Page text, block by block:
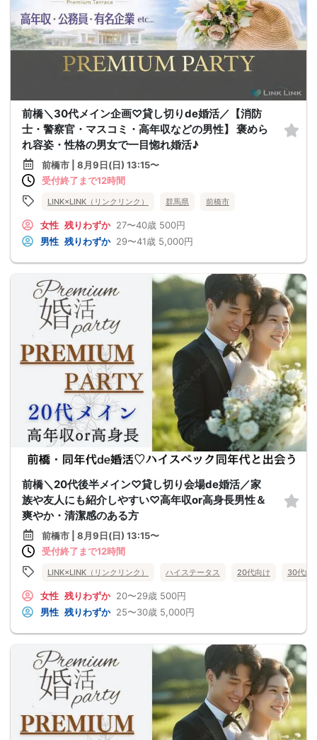
前橋＼30代メイン企画♡貸し切りde婚活／【消防
士・警察官・マスコミ・高年収などの男性】 褒めら
れ容姿・性格の男女で一目惚れ婚活♪
前橋市 | 8月9日(日) 13:15〜
受付終了まで12時間
LINK×LINK（リンクリンク） 群馬県 前橋市
女性 残りわずか 27〜40歳 500円
男性 残りわずか 29〜41歳 5,000円
前橋＼20代後半メイン♡貸し切り会場de婚活／家
族や友人にも紹介しやすい♡高年収or高身長男性＆
爽やか・清潔感のある方
前橋市 | 8月9日(日) 13:15〜
受付終了まで12時間
LINK×LINK（リンクリンク） ハイステータス 20代向け 30代向
女性 残りわずか 20〜29歳 500円
男性 残りわずか 25〜30歳 5,000円